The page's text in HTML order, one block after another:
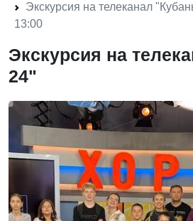
Экскурсия на телеканал
13:00
Экскурсия на
24"